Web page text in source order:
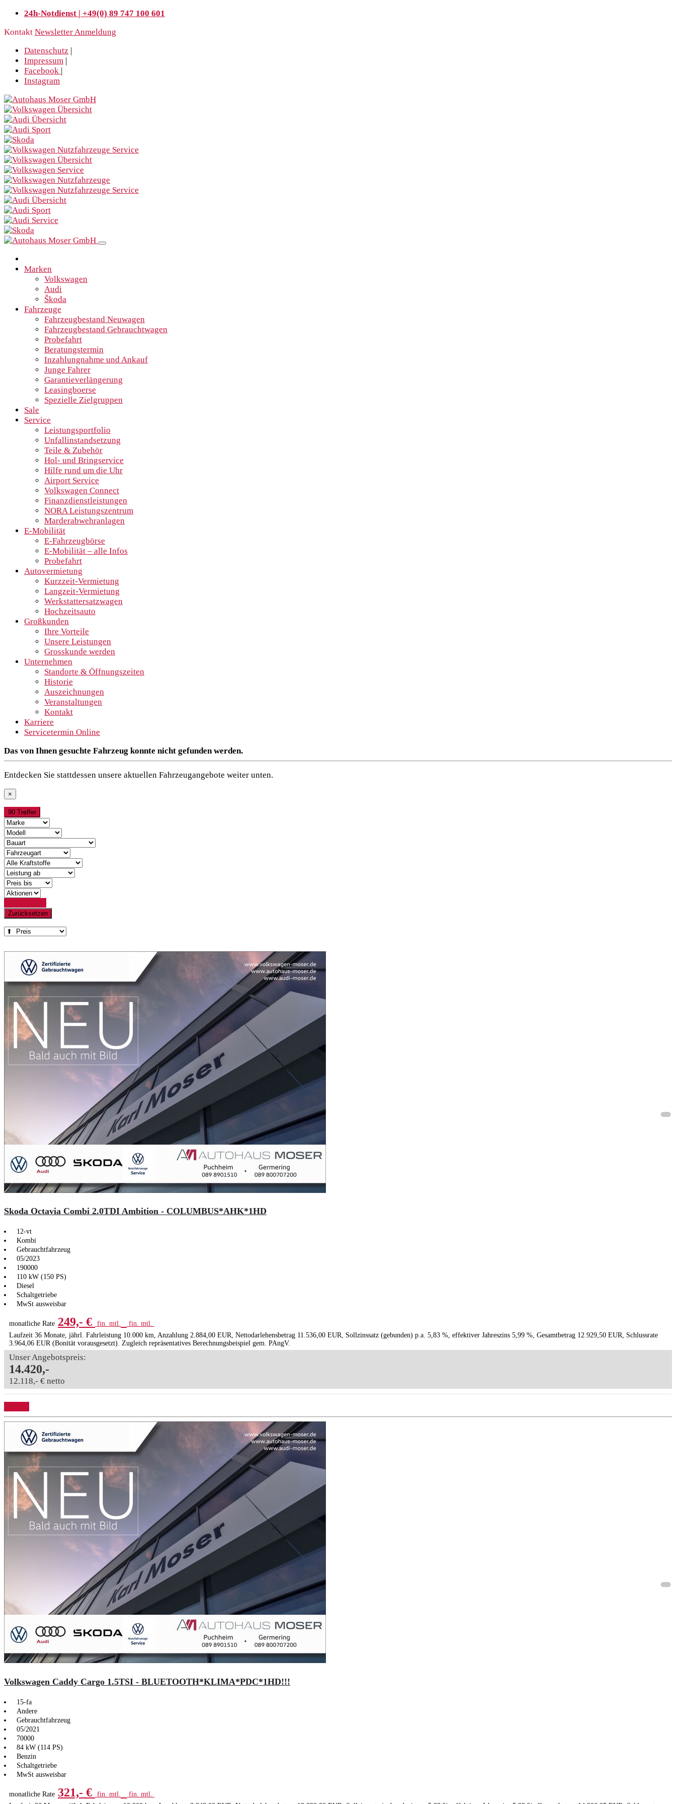
24h-Notdienst | +49(0) 89 747 100 601
Kontakt Newsletter Anmeldung
Datenschutz |
Impressum |
Facebook |
Instagram
Marken
Volkswagen
Audi
Škoda
Fahrzeuge
Fahrzeugbestand Neuwagen
Fahrzeugbestand Gebrauchtwagen
Probefahrt
Beratungstermin
Inzahlungnahme und Ankauf
Junge Fahrer
Garantieverlängerung
Leasingboerse
Spezielle Zielgruppen
Sale
Service
Leistungsportfolio
Unfallinstandsetzung
Teile & Zubehör
Hol- und Bringservice
Hilfe rund um die Uhr
Airport Service
Volkswagen Connect
Finanzdienstleistungen
NORA Leistungszentrum
Marderabwehranlagen
E-Mobilität
E-Fahrzeugbörse
E-Mobilität – alle Infos
Probefahrt
Autovermietung
Kurzzeit-Vermietung
Langzeit-Vermietung
Werkstattersatzwagen
Hochzeitsauto
Großkunden
Ihre Vorteile
Unsere Leistungen
Grosskunde werden
Unternehmen
Standorte & Öffnungszeiten
Historie
Auszeichnungen
Veranstaltungen
Kontakt
Karriere
Servicetermin Online
Das von Ihnen gesuchte Fahrzeug konnte nicht gefunden werden.
Entdecken Sie stattdessen unsere aktuellen Fahrzeugangebote weiter unten.
×
90 Treffer
Zurücksetzen
Skoda Octavia Combi 2.0TDI Ambition - COLUMBUS*AHK*1HD
12-vt
Kombi
Gebrauchtfahrzeug
05/2023
190000
110 kW (150 PS)
Diesel
Schaltgetriebe
MwSt ausweisbar
monatliche Rate 249,- € fin. mtl.
fin. mtl.
Laufzeit 36 Monate, jährl. Fahrleistung 10.000 km, Anzahlung 2.884,00 EUR, Nettodarlehensbetrag 11.536,00 EUR, Sollzinssatz (gebunden) p.a. 5,83 %, effektiver Jahreszins 5,99 %, Gesamtbetrag 12.929,50 EUR, Schlussrate
3.964,06 EUR (Bonität vorausgesetzt). Zugleich repräsentatives Berechnungsbeispiel gem. PAngV.
Unser Angebotspreis:
14.420,-
12.118,- € netto
Volkswagen Caddy Cargo 1.5TSI - BLUETOOTH*KLIMA*PDC*1HD!!!
15-fa
Andere
Gebrauchtfahrzeug
05/2021
70000
84 kW (114 PS)
Benzin
Schaltgetriebe
MwSt ausweisbar
monatliche Rate 321,- € fin. mtl.
fin. mtl.